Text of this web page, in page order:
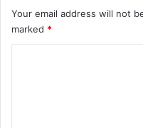
Your email address will not
marked *